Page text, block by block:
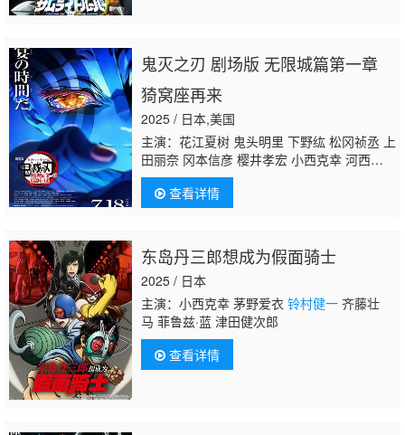
鬼灭之刃 剧场版 无限城篇第一章
猗窝座再来
2025 / 日本,美国
主演：花江夏树 鬼头明里 下野纮 松冈祯丞 上
田丽奈 冈本信彦 樱井孝宏 小西克幸 河西健
吾 早见沙织 花泽香菜
智和 石田彰
查看详情
东岛丹三郎想成为假面骑士
2025 / 日本
主演：小西克幸 茅野爱衣 铃村健一齐藤壮
马 菲鲁兹·蓝 津田健次郎
查看详情